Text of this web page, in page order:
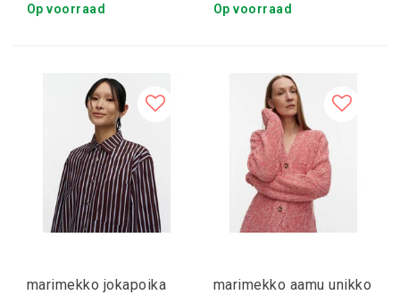
Op voorraad Op voorraad
marimekko jokapoika
marimekko aamu unikko